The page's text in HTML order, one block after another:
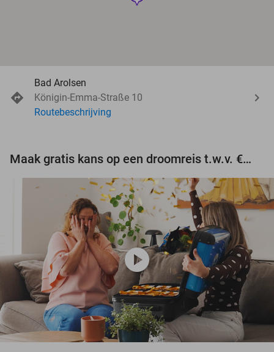
Bad Arolsen
Königin-Emma-Straße 10
Routebeschrijving
Maak gratis kans op een droomreis t.w.v. €3.000!
play_circle